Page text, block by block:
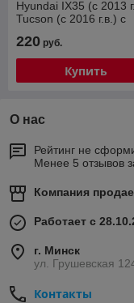
Hyundai IX35 (с 2013
Tucson (с 2016 г.в.) с
220 руб.
Купить
О нас
Рейтинг не
Менее 5 отзывов
Компания
Работает с
г. Минск
ул. Грушевская
Контакты